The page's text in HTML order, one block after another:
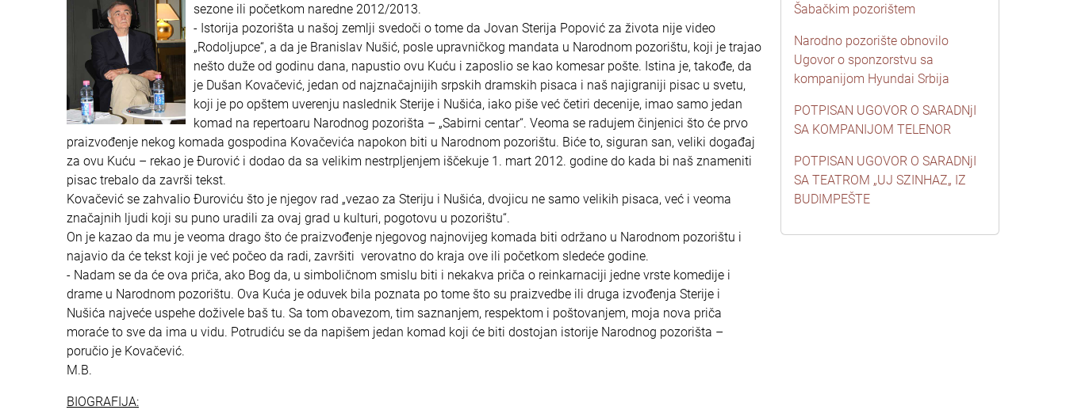
sezone ili početkom naredne 2012/2013.
- Istorija pozorišta u našoj zemlji svedoči o tome da Jovan Sterija Popović za života nije video
„Rodoljupce“, a da je Branislav Nušić, posle upravničkog mandata u Narodnom pozorištu, koji je trajao
nešto duže od godinu dana, napustio ovu Kuću i zaposlio se kao komesar pošte. Istina je, takođe, da
je Dušan Kovačević, jedan od najznačajnijih srpskih dramskih pisaca i naš najigraniji pisac u svetu,
koji je po opštem uverenju naslednik Sterije i Nušića, iako piše već četiri decenije, imao samo jedan
komad na repertoaru Narodnog pozorišta – „Sabirni centar“. Veoma se radujem činjenici što će prvo
praizvođenje nekog komada gospodina Kovačevića napokon biti u Narodnom pozorištu. Biće to, siguran san, veliki događaj
za ovu Kuću – rekao je Đurović i dodao da sa velikim nestrpljenjem iščekuje 1. mart 2012. godine do kada bi naš znameniti
pisac trebalo da završi tekst.
Kovačević se zahvalio Đuroviću što je njegov rad „vezao za Steriju i Nušića, dvojicu ne samo velikih pisaca, već i veoma
značajnih ljudi koji su puno uradili za ovaj grad u kulturi, pogotovu u pozorištu“.
On je kazao da mu je veoma drago što će praizvođenje njegovog najnovijeg komada biti održano u Narodnom pozorištu i
najavio da će tekst koji je već počeo da radi, završiti verovatno do kraja ove ili početkom sledeće godine.
- Nadam se da će ova priča, ako Bog da, u simboličnom smislu biti i nekakva priča o reinkarnaciji jedne vrste komedije i
drame u Narodnom pozorištu. Ova Kuća je oduvek bila poznata po tome što su praizvedbe ili druga izvođenja Sterije i
Nušića najveće uspehe doživele baš tu. Sa tom obavezom, tim saznanjem, respektom i poštovanjem, moja nova priča
moraće to sve da ima u vidu. Potrudiću se da napišem jedan komad koji će biti dostojan istorije Narodnog pozorišta –
poručio je Kovačević.
M.B.
BIOGRAFIJA:
Šabačkim pozorištem
Narodno pozorište obnovilo
Ugovor o sponzorstvu sa
kompanijom Hyundai Srbija
POTPISAN UGOVOR O SARADNjI
SA KOMPANIJOM TELENOR
POTPISAN UGOVOR O SARADNjI
SA TEATROM „UJ SZINHAZ„ IZ
BUDIMPEŠTE